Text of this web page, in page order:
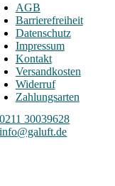
AGB
Barrierefreiheit
Datenschutz
Impressum
Kontakt
Versandkosten
Widerruf
Zahlungsarten
0211 30039628
info@galuft.de